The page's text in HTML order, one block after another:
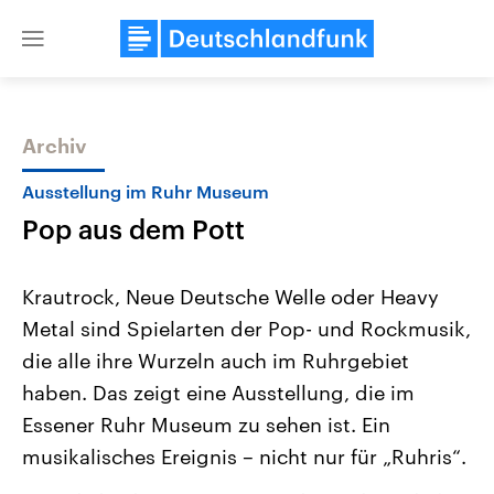
Close
Themen
Landtagswahl Sachsen-Anhalt
2026
Alle Informationen
Sachsen-Anhalt wählt am 6.
September 2026 einen neuen
Landtag. Seit 2021 wird das
Bundesland von einer Koalition aus
USA
Aktuelle Beiträge,
Hintergründe
Wirtschaftlich und
gehören die Vereinigten
den mächtigsten Ländern
mit großem Einfluss auf
Archiv
Ausstellung im Ruhr Museum
Pop aus dem Pott
Krautrock, Neue Deutsche Welle oder Heavy
Metal sind Spielarten der Pop- und Rockmusik,
die alle ihre Wurzeln auch im Ruhrgebiet
haben. Das zeigt eine Ausstellung, die im
Essener Ruhr Museum zu sehen ist. Ein
musikalisches Ereignis – nicht nur für „Ruhris“.